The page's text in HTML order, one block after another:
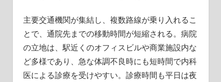
主要交通機関が集結し、複数路線が乗り入れるこ
とで、通院先までの移動時間が短縮される。病院
の立地は、駅近くのオフィスビルや商業施設内な
ど多様であり、急な体調不良時にも短時間で内科
医による診療を受けやすい。診療時間も平日は夜